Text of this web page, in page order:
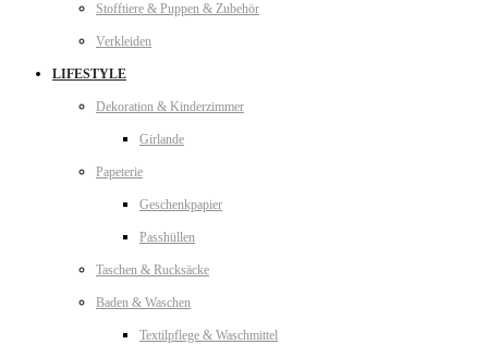
Stofftiere & Puppen & Zubehör
Verkleiden
LIFESTYLE
Dekoration & Kinderzimmer
Girlande
Papeterie
Geschenkpapier
Passhüllen
Taschen & Rucksäcke
Baden & Waschen
Textilpflege & Waschmittel